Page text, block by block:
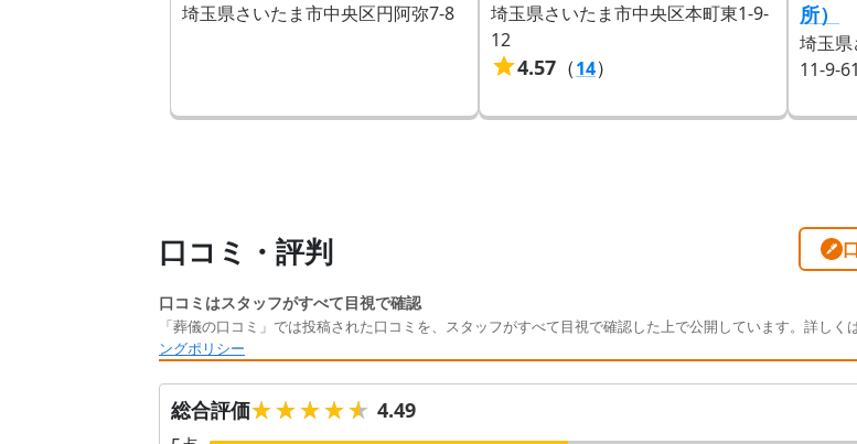
埼玉県さいたま市中央区円阿弥7-8
埼玉県さいたま市中央区本町東1-9-
12
4.57 （14）
所）
埼玉県
11-9-
口コミ・評判
口コミはスタッフがすべて目視で確認
「葬儀の口コミ」では投稿された口コミを、スタッフがすべて目視で確認した上で公開しています。詳しく
ングポリシー
総合評価★★★★★
★★★★★ 4.49